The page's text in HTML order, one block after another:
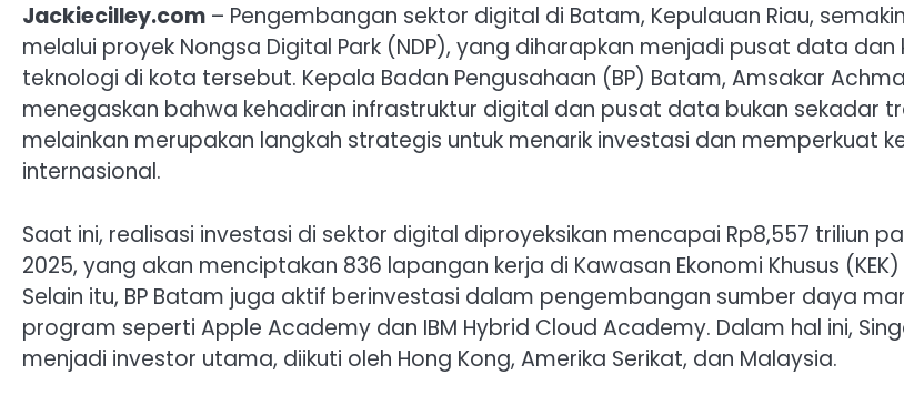
Jackiecilley.com – Pengembangan sektor digital di Batam, Kepulauan Riau,
melalui proyek Nongsa Digital Park (NDP), yang diharapkan menjadi pusat data dan
teknologi di kota tersebut. Kepala Badan Pengusahaan (BP) Batam, Amsakar
menegaskan bahwa kehadiran infrastruktur digital dan pusat data bukan sekadar
melainkan merupakan langkah strategis untuk menarik investasi dan memperkuat
internasional.
Saat ini, realisasi investasi di sektor digital diproyeksikan mencapai Rp8,557 triliun
2025, yang akan menciptakan 836 lapangan kerja di Kawasan Ekonomi Khusus
Selain itu, BP Batam juga aktif berinvestasi dalam pengembangan sumber daya
program seperti Apple Academy dan IBM Hybrid Cloud Academy. Dalam hal ini,
menjadi investor utama, diikuti oleh Hong Kong, Amerika Serikat, dan Malaysia.